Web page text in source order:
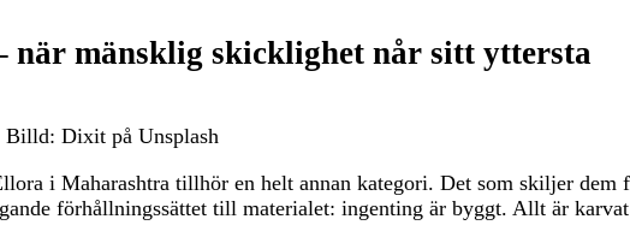
när mänsklig skicklighet når sitt yttersta
Billd: Dixit på Unsplash
i Maharashtra tillhör en helt annan kategori. Det som skiljer dem
förhållningssättet till materialet: ingenting är byggt. Allt är